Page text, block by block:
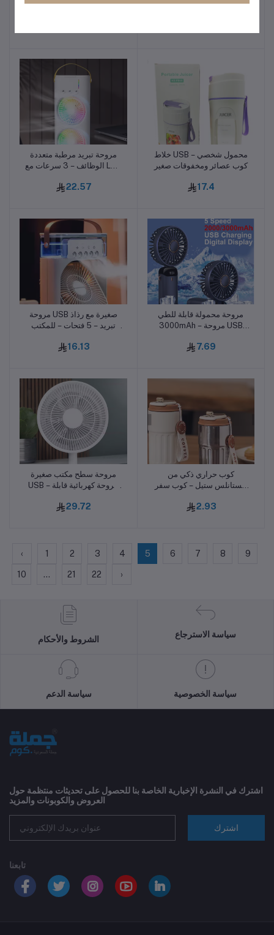
زاوية قابلة للتعديل وصامتة
الفولاذ المقاوم للصدأ معزول
أضف للسلة
مروحة تبريد مرطبة متعددة
الوظائف – 3 سرعات مع LED
22.57
أضف للسلة
خلاط USB محمول شخصي –
كوب عصائر ومخفوقات صغير
17.4
أضف للسلة مروحة USB صغيرة مع رذاذ
تبريد – 5 فتحات – للمكتب
16.13
أضف للسلة
مروحة محمولة قابلة للطي
3000mAh – مروحة USB
مع حامل هاتف وشاشة عرض
7.69
أضف للسلة
مروحة سطح مكتب صغيرة
USB – مروحة كهربائية قابلة
بمروحة الحمل الحراري
29.72
أضف للسلة
كوب حراري ذكي من
الستانلس ستيل – كوب سفر
عرض درجة الحرارة للحفاظ
2.93
‹ 1 2 3 4 5 6 7 8 9
10 ... 21 22 ›
الشروط والأحكام
سياسة الاسترجاع
سياسة الدعم سياسة الخصوصية
اشترك في النشرة الإخبارية الخاصة بنا للحصول على تحديثات منتظمة حول
العروض والكوبونات والمزيد
اشترك
تابعنا